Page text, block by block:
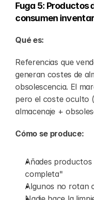
Fuga 5: Productos
consumen
Qué es:
Referencias que
generan costes de
obsolescencia. El
pero el coste oculto
almacenaje +
Cómo se produce:
Añades
completa"
Algunos no rotan